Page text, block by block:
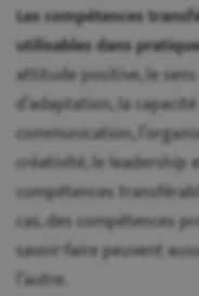
Les compétences
utilisables dans
attitude positive, le
d’adaptation, la
communication,
créativité, le leadership
compétences
cas, des compétences
savoir-faire peuvent
l’autre.